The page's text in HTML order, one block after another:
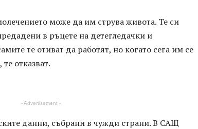
може да им струва живота. Те си
в ръцете на детегледачки и
те отиват да работят, но когато сега им се
отказват.
- Advertisement -
данни, събрани в чужди страни. В САЩ